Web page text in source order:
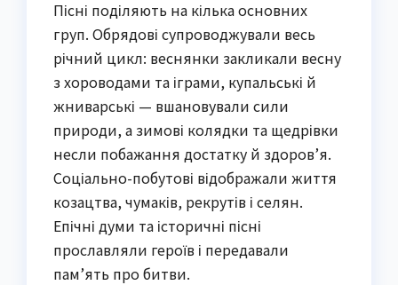
Пісні поділяють на кілька основних
груп. Обрядові супроводжували весь
річний цикл: веснянки закликали весну
з хороводами та іграми, купальські й
жниварські — вшановували сили
природи, а зимові колядки та щедрівки
несли побажання достатку й здоров’я.
Соціально-побутові відображали життя
козацтва, чумаків, рекрутів і селян.
Епічні думи та історичні пісні
прославляли героїв і передавали
пам’ять про битви.